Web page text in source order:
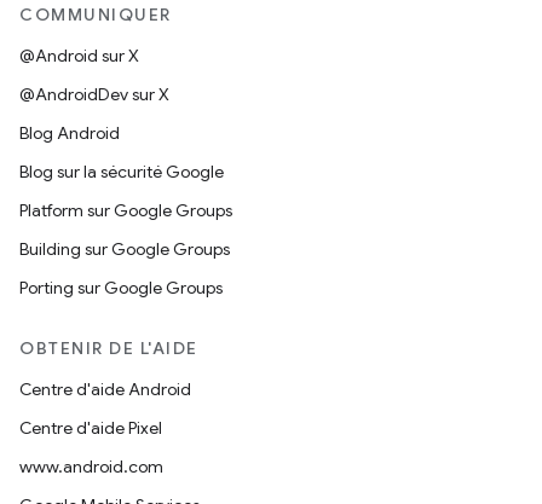
COMMUNIQUER
@Android sur X
@AndroidDev sur X
Blog Android
Blog sur la sécurité Google
Platform sur Google Groups
Building sur Google Groups
Porting sur Google Groups
OBTENIR DE L'AIDE
Centre d'aide Android
Centre d'aide Pixel
www.android.com